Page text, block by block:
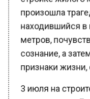
находившийся в
метров,
сознание, а
признаки
по адресу: ул.